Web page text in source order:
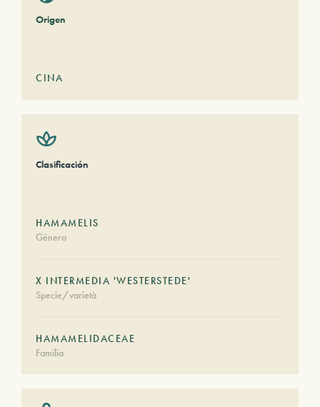
Origen
CINA
Clasificación
HAMAMELIS
Género
X INTERMEDIA 'WESTERSTEDE'
Specie/varietà
HAMAMELIDACEAE
Familia